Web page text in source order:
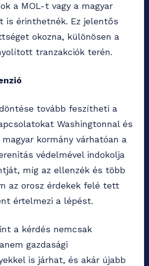
a MOL-t vagy a magyar
is érinthetnék. Ez jelentős
okozna, különösen a
tranzakciók terén.
tovább feszítheti a
Washingtonnal és
kormány várhatóan a
védelmével indokolja
míg az ellenzék és több
az orosz érdekek felé tett
értelmezi a lépést.
a kérdés nemcsak
gazdasági
is járhat, és akár újabb